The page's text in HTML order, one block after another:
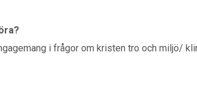
i frågor om kristen tro och miljö/